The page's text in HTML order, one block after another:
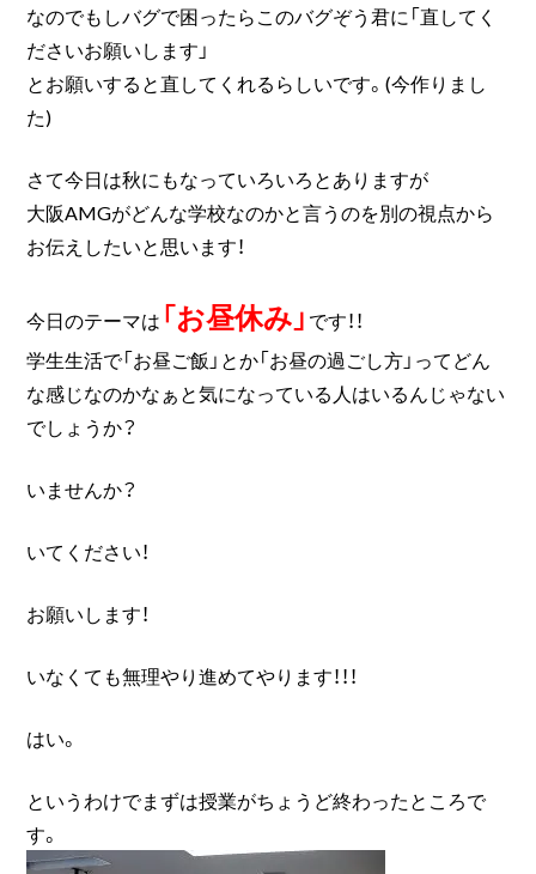
なのでもしバグで困ったらこのバグぞう君に「直してく
ださいお願いします」
とお願いすると直してくれるらしいです。(今作りまし
た)
さて今日は秋にもなっていろいろとありますが
大阪AMGがどんな学校なのかと言うのを別の視点から
お伝えしたいと思います！
今日のテーマは 「お昼休み」 です！！
学生生活で「お昼ご飯」とか「お昼の過ごし方」ってどん
な感じなのかなぁと気になっている人はいるんじゃない
でしょうか？
いませんか？
いてください！
お願いします！
いなくても無理やり進めてやります！！！
はい。
というわけでまずは授業がちょうど終わったところで
す。